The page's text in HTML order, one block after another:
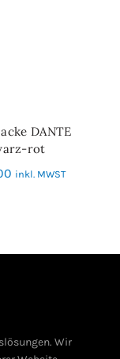
EINKAUF
DANTE
rot
inkl. MWST
Wir